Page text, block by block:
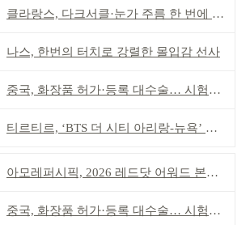
클라랑스, 다크서클·눈가 주름 한 번에 더블 케어
나스, 한번의 터치로 강렬한 몰입감 선사
중국, 화장품 허가·등록 대수술… 시험자료 공용 허용
티르티르, ‘BTS 더 시티 아리랑-뉴욕’ 참여
아모레퍼시픽, 2026 레드닷 어워드 본상 2개 수상
중국, 화장품 허가·등록 대수술… 시험자료 공용 허용